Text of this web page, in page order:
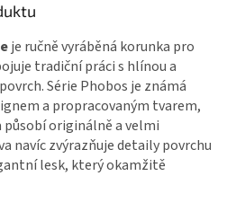
je ručně vyráběná korunka pro
tradiční práci s hlínou a
Série Phobos je známá
a propracovaným tvarem,
originálně a velmi
navíc zvýrazňuje detaily povrchu
lesk, který okamžitě